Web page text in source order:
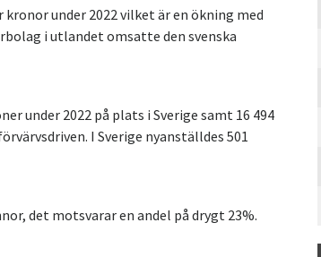
under 2022 vilket är en ökning med
i utlandet omsatte den svenska
under 2022 på plats i Sverige samt 16 494
I Sverige nyanställdes 501
det motsvarar en andel på drygt 23%.